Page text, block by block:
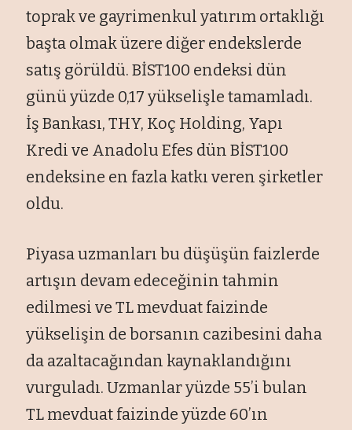
toprak ve gayrimenkul yatırım ortaklığı
başta olmak üzere diğer endekslerde
satış görüldü. BİST100 endeksi dün
günü yüzde 0,17 yükselişle tamamladı.
İş Bankası, THY, Koç Holding, Yapı
Kredi ve Anadolu Efes dün BİST100
endeksine en fazla katkı veren şirketler
oldu.
Piyasa uzmanları bu düşüşün faizlerde
artışın devam edeceğinin tahmin
edilmesi ve TL mevduat faizinde
yükselişin de borsanın cazibesini daha
da azaltacağından kaynaklandığını
vurguladı. Uzmanlar yüzde 55’i bulan
TL mevduat faizinde yüzde 60’ın